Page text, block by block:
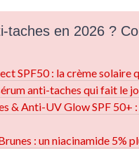
taches en 2026 ?
SPF50 : la crème solaire
anti-taches qui fait le
& Anti-UV Glow SPF 50+
: un niacinamide 5%